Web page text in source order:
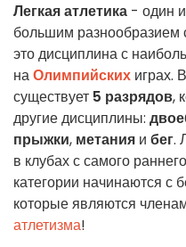
Легкая атлетика - один
большим разнообразием
это дисциплина с
наОлимпийских играх.
существует 5 разрядов,
другие дисциплины:
прыжки, метания и бег.
в клубах с самого
категории начинаются
которые являются
атлетизма!